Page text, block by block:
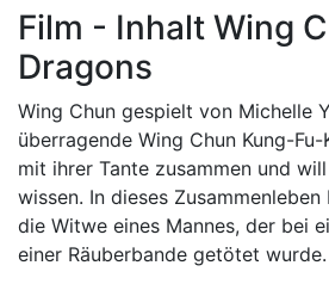
Film - Inhalt Wing
Dragons
Wing Chun gespielt von Michelle
überragende Wing Chun Kung-
mit ihrer Tante zusammen und
wissen. In dieses
die Witwe eines Mannes, der bei
einer Räuberbande getötet